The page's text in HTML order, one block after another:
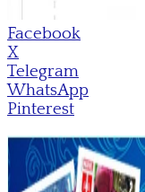
Facebook
X
Telegram
WhatsApp
Pinterest